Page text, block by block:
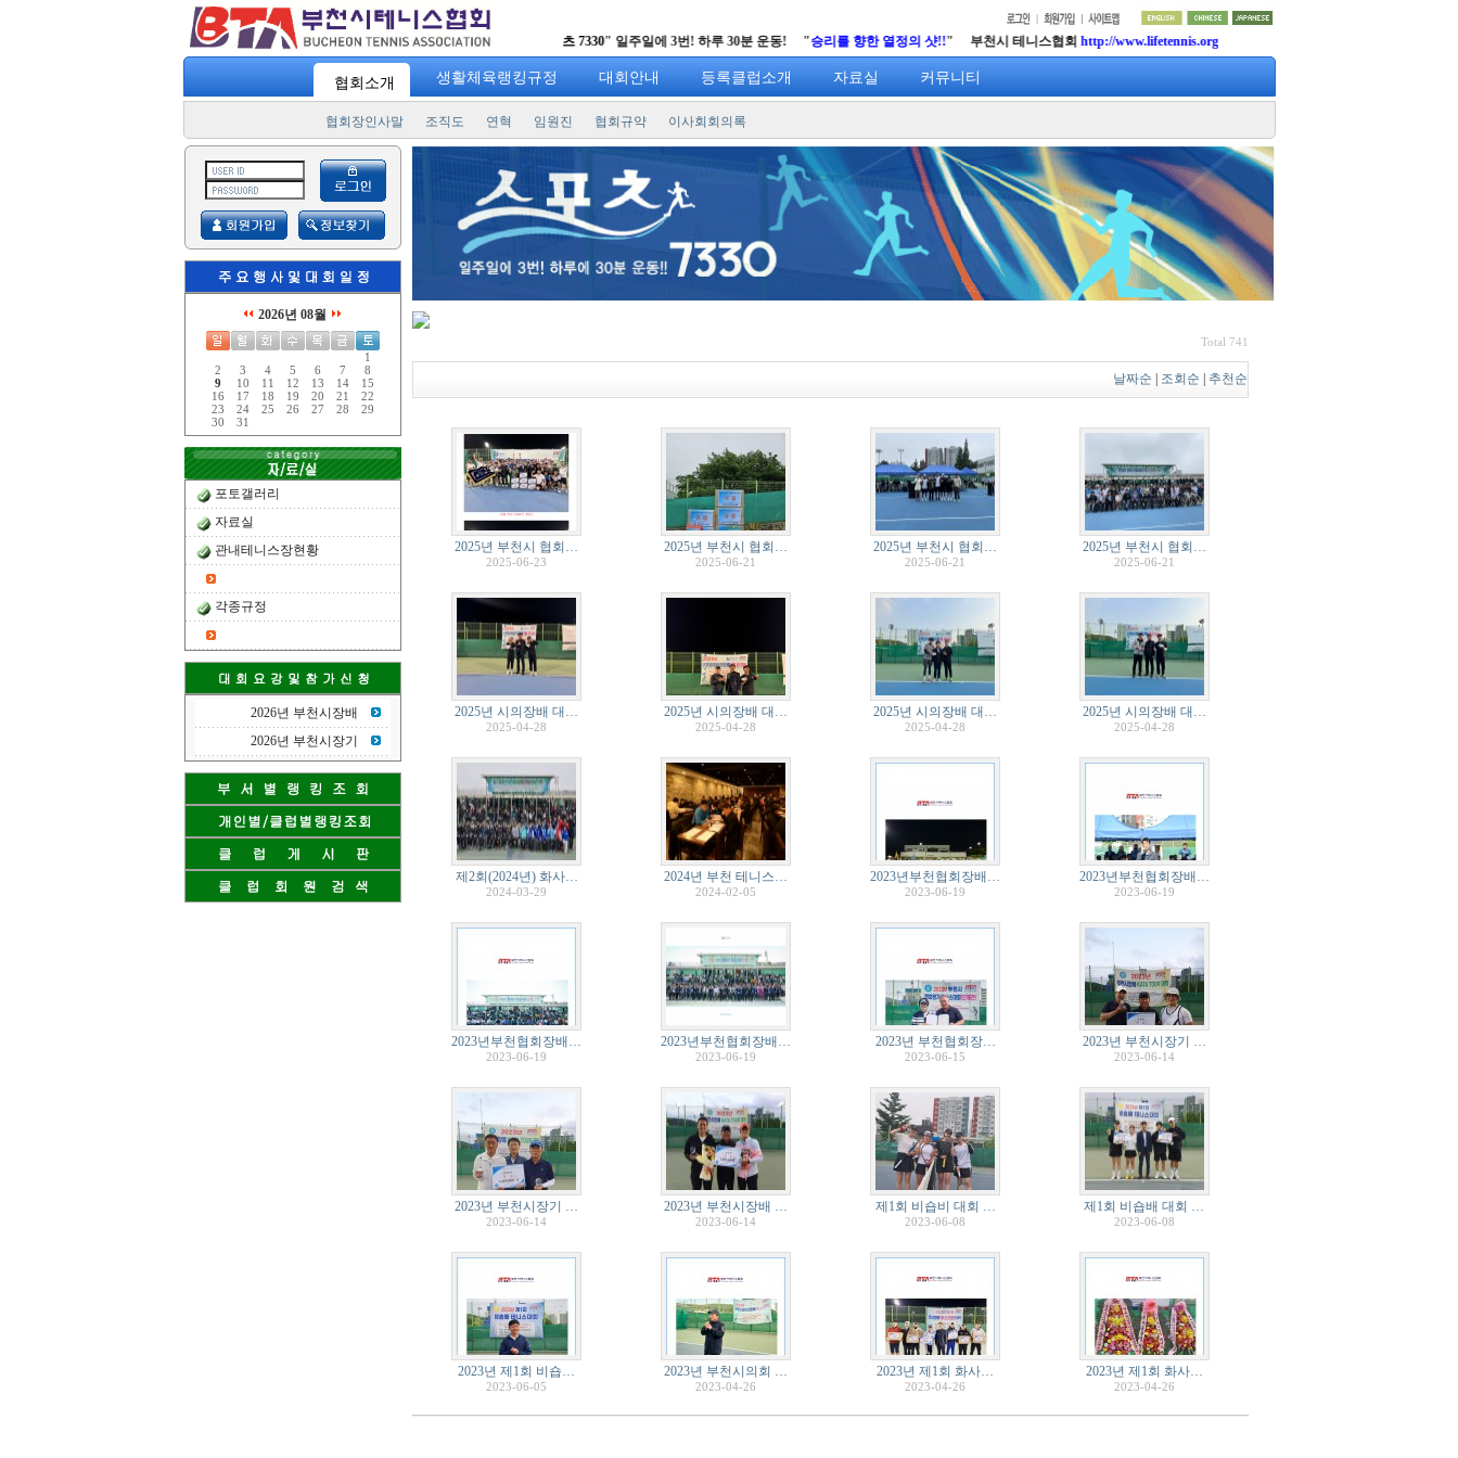
스포츠 7330" 일주일에 3번! 하루 30분 운동! "승리를 향한 열정의 샷!!" 부천시 테니스협회http://www.lifetennis.org
협회소개 생활체육랭킹규정 대회안내 등록클럽소개 자료실 커뮤니티
협회장인사말 조직도 연혁 임원진 협회규약 이사회회의록
2026년 08월
1
2
3 4 5 6 7
8
9
10 11 12 13 14
15
16
17 18 19 20 21
22
23
24 25 26 27 28
29
30
31
포토갤러리
자료실
관내테니스장현황
각종규정
2026년 부천시장배
2026년 부천시장기
Total 741
날짜순 조회순 추천순
2025년 부천시 협회…
2025-06-23
2025년 부천시 협회…
2025-06-21
2025년 부천시 협회…
2025-06-21
2025년 부천시 협회…
2025-06-21
2025년 시의장배 대…
2025-04-28
2025년 시의장배 대…
2025-04-28
2025년 시의장배 대…
2025-04-28
2025년 시의장배 대…
2025-04-28
제2회(2024년) 화사…
2024-03-29
2024년 부천 테니스…
2024-02-05
2023년부천협회장배…
2023-06-19
2023년부천협회장배…
2023-06-19
2023년부천협회장배…
2023-06-19
2023년부천협회장배…
2023-06-19
2023년 부천협회장…
2023-06-15
2023년 부천시장기 …
2023-06-14
2023년 부천시장기 …
2023-06-14
2023년 부천시장배 …
2023-06-14
제1회 비숍비 대회 …
2023-06-08
제1회 비숍배 대회 …
2023-06-08
2023년 제1회 비숍…
2023-06-05
2023년 부천시의회 …
2023-04-26
2023년 제1회 화사…
2023-04-26
2023년 제1회 화사…
2023-04-26